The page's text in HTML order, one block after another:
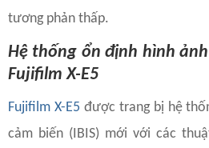
tương phản thấp.
Hệ thống ổn định hình
Fujifilm X-E5
Fujifilm X-E5 được trang bị hệ
cảm biến (IBIS) mới với các